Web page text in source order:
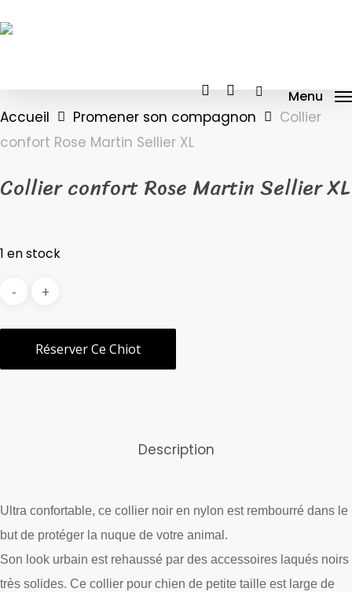
to
facebook
instagram
tiktok Menu
Accueil Promener son compagnon
Collier
confort Rose Martin Sellier XL
Collier confort Rose Martin Sellier XL
1 en stock
Réserver Ce Chiot
Description
Ultra confortable, ce collier noir en nylon est rembourré dans le
but de protéger la nuque de votre animal.
Son look urbain est rehaussé par des accessoires laqués noirs
très solides. Ce collier pour chien de petite taille est large de